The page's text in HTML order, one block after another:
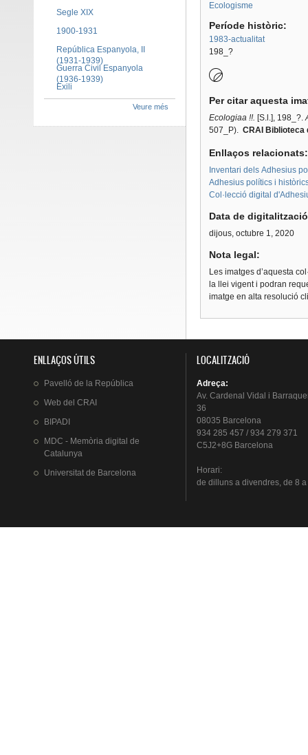
Ecologisme
Període històric:
1983-actualitat
198_?
Per citar aquesta
Ecologiaa !!. [S.l.], 198_?.
507_P). CRAI Biblioteca
Enllaços
Inventari dels Adhesius
Adhesius polítics i
Col·lecció digital
Data de
dijous, octubre 1, 2020
Nota legal:
Les imatges d’aquesta
la llei vigent i podran
imatge en alta resolució
Segle XIX
1900-1931
República Espanyola, II
(1931-1939)
Guerra Civil Espanyola
(1936-1939)
Exili
Veure més
ENLLAÇOS ÚTILS
Pavelló de la República
Web del CRAI
BIPADI
MDC - Memòria digital de
Catalunya
Universitat de Barcelona
LOCALITZACIÓ
Adreça:
Av. Cardenal Vidal i
36
08035 Barcelona
934 285 457 / 934 279 371
C5J2+8G Barcelona
Horari:
de dillunsa divendres, de 8